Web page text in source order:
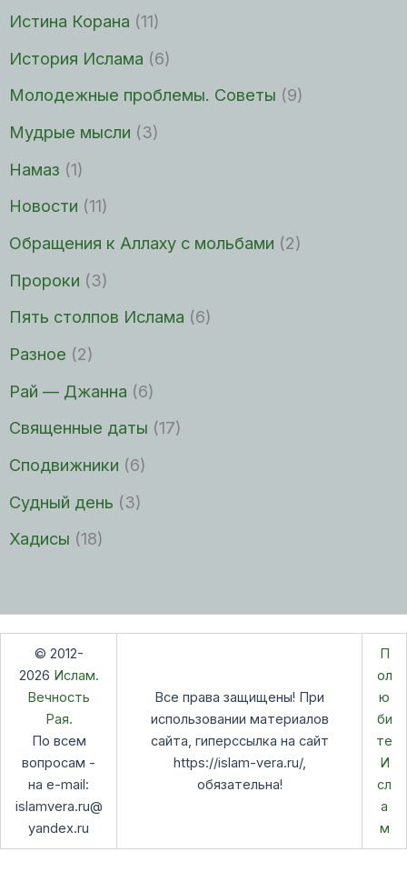
Истина Корана (11)
История Ислама (6)
Молодежные проблемы. Советы (9)
Мудрые мысли (3)
Намаз (1)
Новости (11)
Обращения к Аллаху с мольбами (2)
Пророки (3)
Пять столпов Ислама (6)
Разное (2)
Рай — Джанна (6)
Священные даты (17)
Сподвижники (6)
Судный день (3)
Хадисы (18)
© 2012-
2026 Ислам.
Вечность
Рая.
По всем
вопросам -
на e-mail:
islamvera.ru@
yandex.ru
Все права защищены! При
использовании материалов
сайта, гиперссылка на сайт
https://islam-vera.ru/,
обязательна!
П
ол
ю
би
те
И
сл
а
м